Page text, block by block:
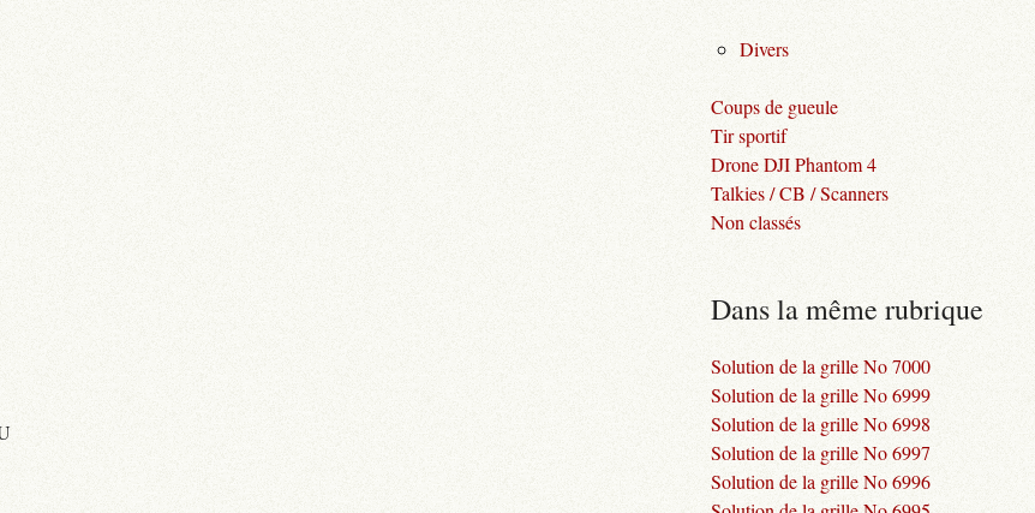
Divers
Coups de gueule
Tir sportif
Drone DJI Phantom 4
Talkies / CB / Scanners
Non classés
Dans la même rubrique
Solution de la grille No 7000
Solution de la grille No 6999
Solution de la grille No 6998
Solution de la grille No 6997
Solution de la grille No 6996